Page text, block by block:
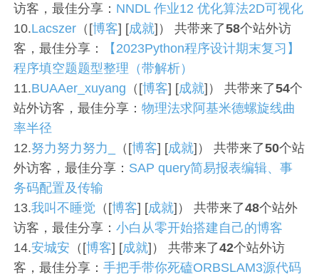
访客，最佳分享： NNDL 作业12 优化算法2D可视化
10.Lacszer （[博客] [成就]） 共带来了58个站外访
客，最佳分享：
【2023Python程序设计期末复习】
程序填空题题型整理（带解析）
11.BUAAer_xuyang （[博客] [成就]） 共带来了54个
站外访客，最佳分享：物理法求阿基米德螺旋线曲
率半径
12.努力努力努力_ （[博客] [成就]） 共带来了50个站
外访客，最佳分享： SAP query简易报表编辑、事
务码配置及传输
13.我叫不睡觉 （[博客] [成就]） 共带来了48个站外
访客，最佳分享：小白从零开始搭建自己的博客
14.安城安 （[博客] [成就]） 共带来了42个站外访
客，最佳分享：手把手带你死磕ORBSLAM3源代码